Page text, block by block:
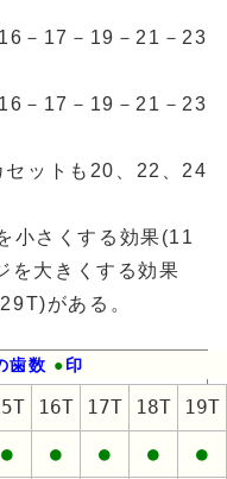
－17－19－21－23
－17－19－21－23
セットも20、22、24
小さくする効果(11
を大きくする効果
がある。
歯数 ●印
16T 17T 18T 19T
● ● ● ● ●